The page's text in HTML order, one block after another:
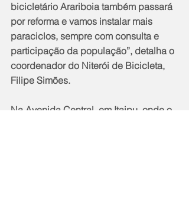
bicicletário Arariboia também passará
por reforma e vamos instalar mais
paraciclos, sempre com consulta e
participação da população”, detalha o
coordenador do Niterói de Bicicleta,
Filipe Simões.
Na Avenida Central, em Itaipu, onde o